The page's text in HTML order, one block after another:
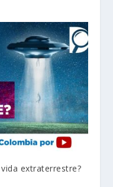
extraterrestre?